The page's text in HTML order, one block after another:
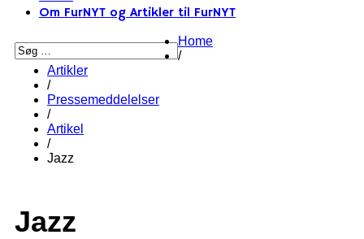
Om FurNYT og Artikler til FurNYT
Home
/
Artikler
/
Pressemeddelelser
/
Artikel
/
Jazz
Jazz